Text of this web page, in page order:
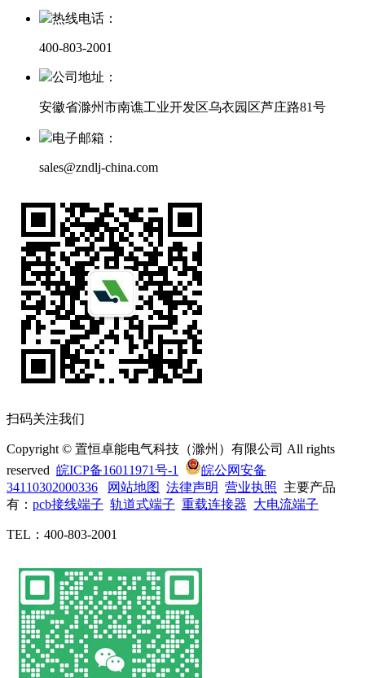
热线电话：
400-803-2001
公司地址：
安徽省滁州市南谯工业开发区乌衣园区芦庄路81号
电子邮箱：
sales@zndlj-china.com
扫码关注我们
Copyright © 置恒卓能电气科技（滁州）有限公司 All rights
reserved 皖ICP备16011971号-1
皖公网安备
34110302000336
网站地图 法律声明 营业执照 主要产品
有： pcb接线端子 轨道式端子 重载连接器 大电流端子
TEL：400-803-2001